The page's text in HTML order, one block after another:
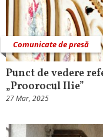
Comunicate de presă
Punct de vedere
„Proorocul Ilie”
27 Mar, 2025